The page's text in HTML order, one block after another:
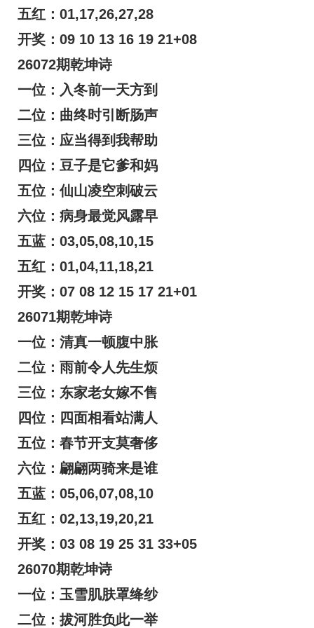
五红：01,17,26,27,28
开奖：09 10 13 16 19 21+08
26072期乾坤诗
一位：入冬前一天方到
二位：曲终时引断肠声
三位：应当得到我帮助
四位：豆子是它爹和妈
五位：仙山凌空刺破云
六位：病身最觉风露早
五蓝：03,05,08,10,15
五红：01,04,11,18,21
开奖：07 08 12 15 17 21+01
26071期乾坤诗
一位：清真一顿腹中胀
二位：雨前令人先生烦
三位：东家老女嫁不售
四位：四面相看站满人
五位：春节开支莫奢侈
六位：翩翩两骑来是谁
五蓝：05,06,07,08,10
五红：02,13,19,20,21
开奖：03 08 19 25 31 33+05
26070期乾坤诗
一位：玉雪肌肤罩绛纱
二位：拔河胜负此一举